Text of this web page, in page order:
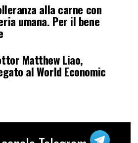
alla carne con
umana. Per il bene
Matthew Liao,
al World Economic
J83Q1YUMuD